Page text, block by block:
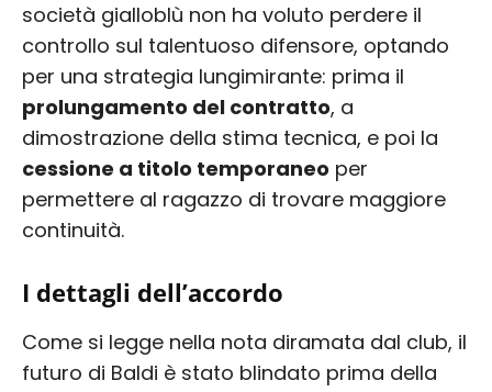
società gialloblù non ha voluto perdere il
controllo sul talentuoso difensore, optando
per una strategia lungimirante: prima il
prolungamento del contratto, a
dimostrazione della stima tecnica, e poi la
cessione a titolo temporaneo per
permettere al ragazzo di trovare maggiore
continuità.
I dettagli dell’accordo
Come si legge nella nota diramata dal club, il
futuro di Baldi è stato blindato prima della